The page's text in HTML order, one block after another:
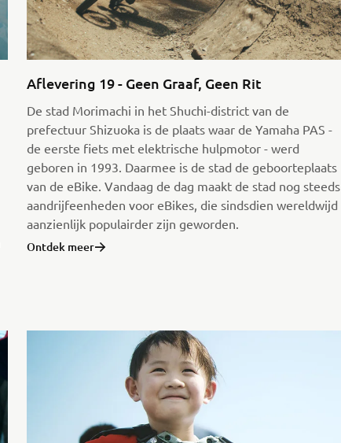
Aflevering 19 - Geen Graaf, Geen Rit
De stad Morimachi in het Shuchi-district van de
prefectuur Shizuoka is de plaats waar de Yamaha PAS -
de eerste fiets met elektrische hulpmotor - werd
geboren in 1993. Daarmee is de stad de geboorteplaats
van de eBike. Vandaag de dag maakt de stad nog steeds
aandrijfeenheden voor eBikes, die sindsdien wereldwijd
aanzienlijk populairder zijn geworden.
Ontdek meer